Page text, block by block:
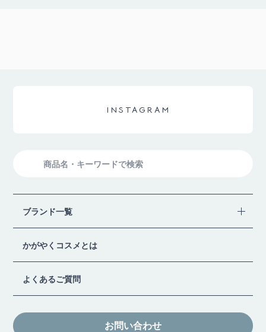
INSTAGRAM
ブランド一覧
かがやくコスメとは
よくあるご質問
お問い合わせ